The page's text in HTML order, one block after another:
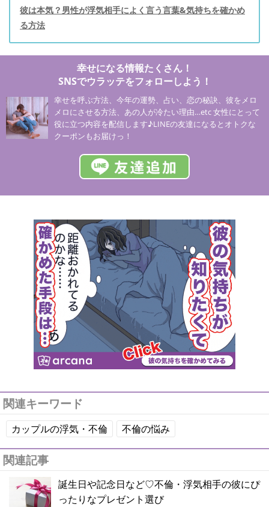
彼は本気？男性が浮気相手によく言う言葉&気持ちを確かめ
る方法
幸せになる情報たくさん！
SNSでウラッテをフォローしよう！
幸せを呼ぶ方法、今年の運勢、占い、恋の秘訣、彼をメロ
メロにさせる方法、あの人が冷たい理由…etc 女性にとって
役に立つ内容を配信します♪LINEの友達になるとオトクな
クーポンもお届けっ！
関連キーワード
カップルの浮気・不倫 不倫の悩み
関連記事
誕生日や記念日など♡不倫・浮気相手の彼にぴ
ったりなプレゼント選び